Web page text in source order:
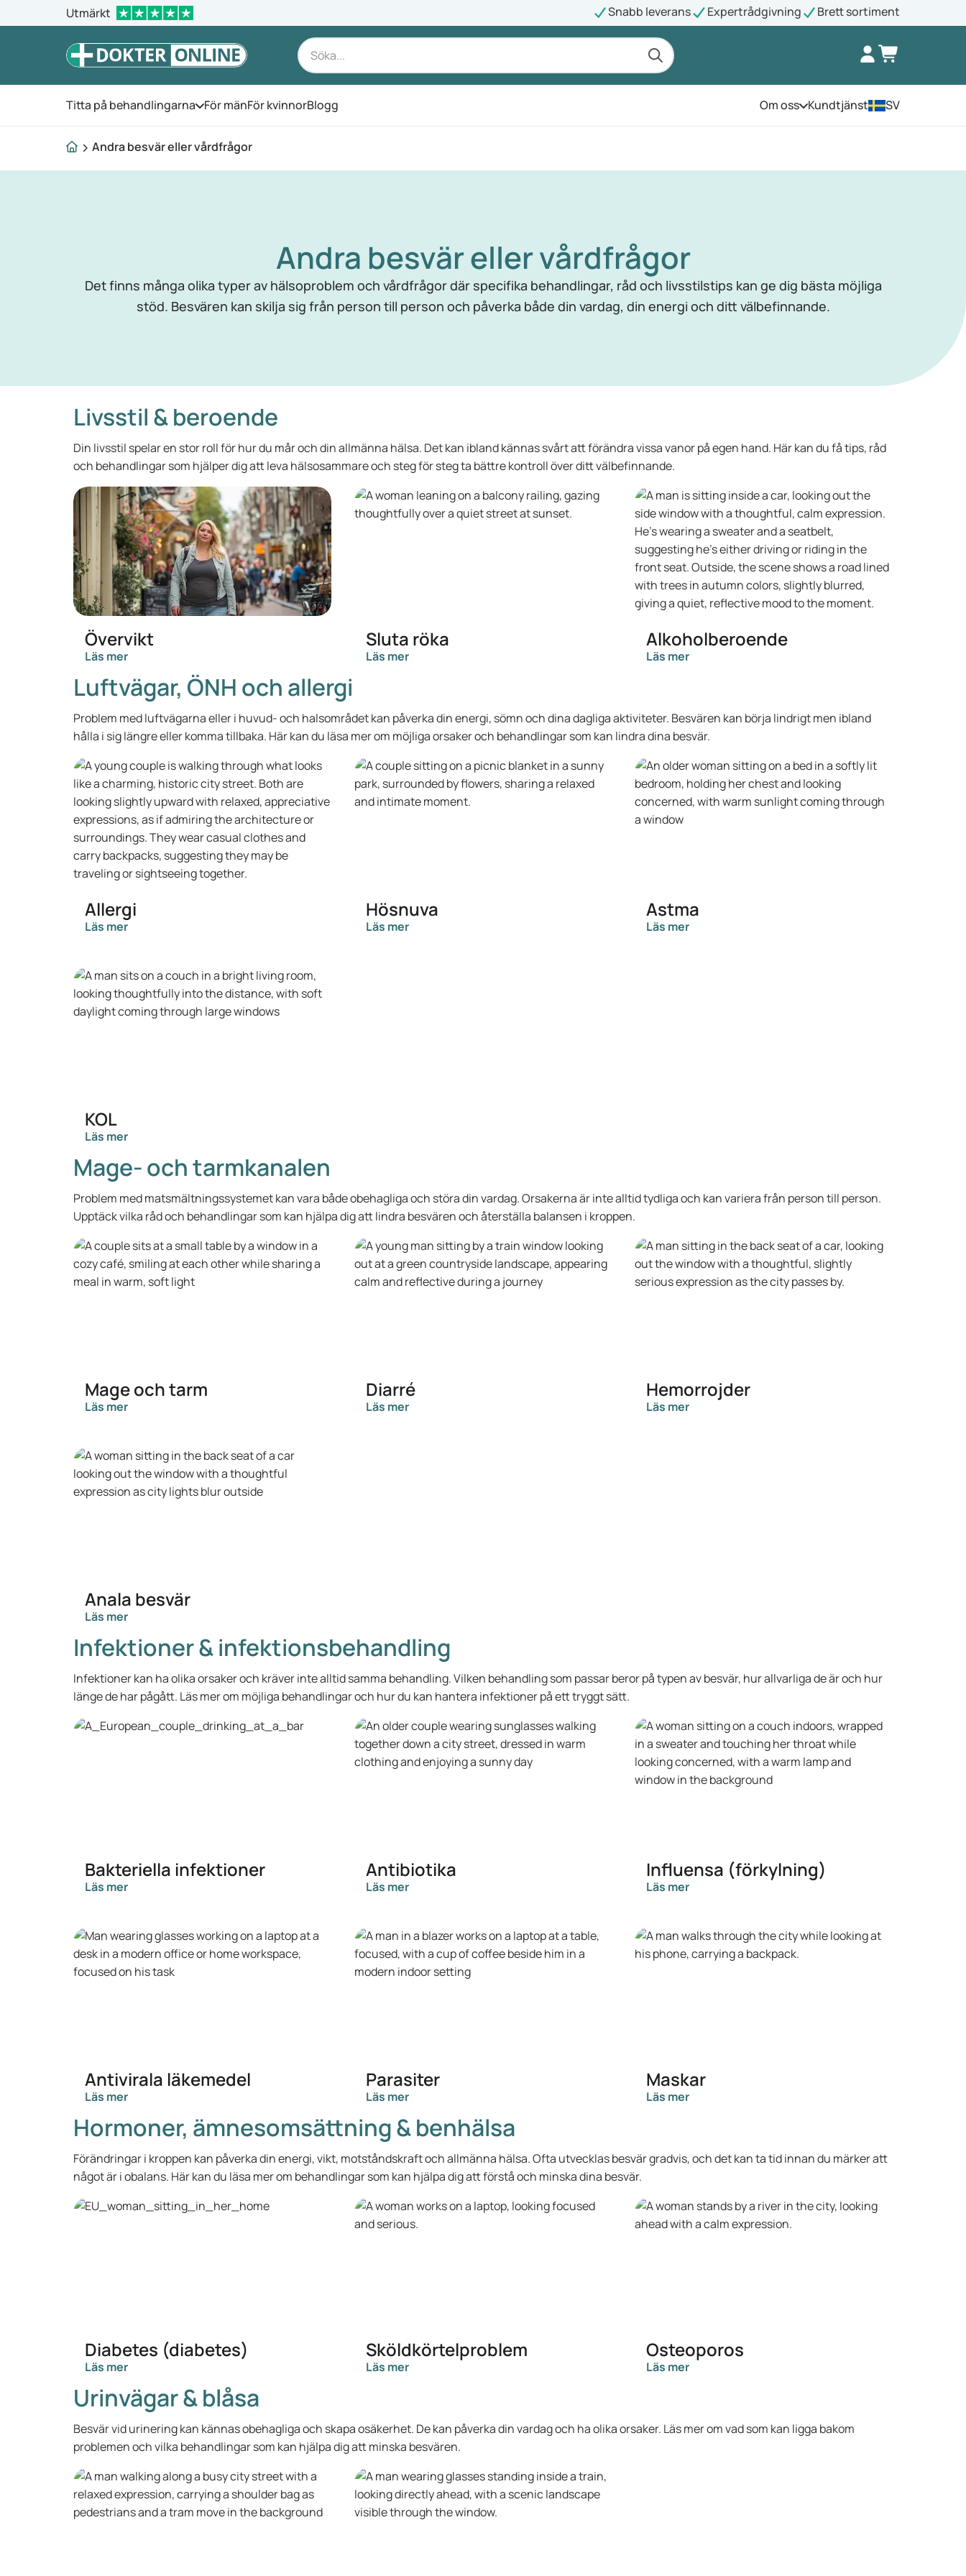
Utmärkt Snabb leverans Expertrådgivning Brett sortiment
Titta på behandlingarna Öppna menyn
För mänFör kvinnorBlogg Om ossÖppna menyn
Kundtjänst SV
Andra besvär eller vårdfrågor
Andra besvär eller vårdfrågor
Det finns många olika typer av hälsoproblem och vårdfrågor där specifika behandlingar, råd och livsstilstips kan ge dig bästa möjliga
stöd. Besvären kan skilja sig från person till person och påverka både din vardag, din energi och ditt välbefinnande.
Livsstil & beroende
Din livsstil spelar en stor roll för hur du mår och din allmänna hälsa. Det kan ibland kännas svårt att förändra vissa vanor på egen hand. Här kan du få tips, råd
och behandlingar som hjälper dig att leva hälsosammare och steg för steg ta bättre kontroll över ditt välbefinnande.
Övervikt
Läs mer
Sluta röka
Läs mer
Alkoholberoende
Läs mer
Luftvägar, ÖNH och allergi
Problem med luftvägarna eller i huvud- och halsområdet kan påverka din energi, sömn och dina dagliga aktiviteter. Besvären kan börja lindrigt men ibland
hålla i sig längre eller komma tillbaka. Här kan du läsa mer om möjliga orsaker och behandlingar som kan lindra dina besvär.
Allergi
Läs mer
Hösnuva
Läs mer
Astma
Läs mer
KOL
Läs mer
Mage- och tarmkanalen
Problem med matsmältningssystemet kan vara både obehagliga och störa din vardag. Orsakerna är inte alltid tydliga och kan variera från person till person.
Upptäck vilka råd och behandlingar som kan hjälpa dig att lindra besvären och återställa balansen i kroppen.
Mage och tarm
Läs mer
Diarré
Läs mer
Hemorrojder
Läs mer
Anala besvär
Läs mer
Infektioner & infektionsbehandling
Infektioner kan ha olika orsaker och kräver inte alltid samma behandling. Vilken behandling som passar beror på typen av besvär, hur allvarliga de är och hur
länge de har pågått. Läs mer om möjliga behandlingar och hur du kan hantera infektioner på ett tryggt sätt.
Bakteriella infektioner
Läs mer
Antibiotika
Läs mer
Influensa (förkylning)
Läs mer
Antivirala läkemedel
Läs mer
Parasiter
Läs mer
Maskar
Läs mer
Hormoner, ämnesomsättning & benhälsa
Förändringar i kroppen kan påverka din energi, vikt, motståndskraft och allmänna hälsa. Ofta utvecklas besvär gradvis, och det kan ta tid innan du märker att
något är i obalans. Här kan du läsa mer om behandlingar som kan hjälpa dig att förstå och minska dina besvär.
Diabetes (diabetes)
Läs mer
Sköldkörtelproblem
Läs mer
Osteoporos
Läs mer
Urinvägar & blåsa
Besvär vid urinering kan kännas obehagliga och skapa osäkerhet. De kan påverka din vardag och ha olika orsaker. Läs mer om vad som kan ligga bakom
problemen och vilka behandlingar som kan hjälpa dig att minska besvären.